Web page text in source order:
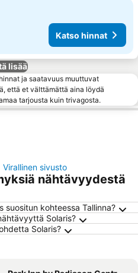
Katso hinnat
lisää
ja saatavuus muuttuvat
että et välttämättä aina löydä
tarjousta kuin trivagosta.
Virallinen sivusto
nähtävyydestä
kohteessa Tallinna?
Solaris?
Solaris?